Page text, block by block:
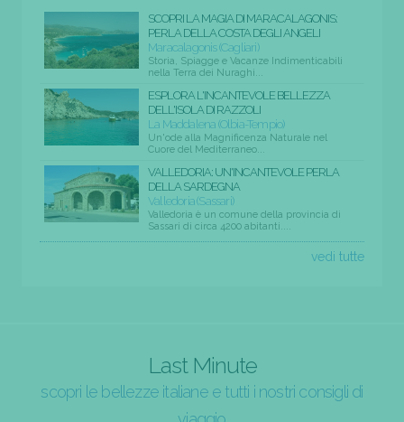
SCOPRI LA MAGIA DI MARACALAGONIS:
PERLA DELLA COSTA DEGLI ANGELI
Maracalagonis (Cagliari)
Storia, Spiagge e Vacanze Indimenticabili
nella Terra dei Nuraghi...
ESPLORA L'INCANTEVOLE BELLEZZA
DELL'ISOLA DI RAZZOLI
La Maddalena (Olbia-Tempio)
Un'ode alla Magnificenza Naturale nel
Cuore del Mediterraneo...
VALLEDORIA: UN'INCANTEVOLE PERLA
DELLA SARDEGNA
Valledoria (Sassari)
Valledoria è un comune della provincia di
Sassari di circa 4200 abitanti....
vedi tutte
Last Minute
scopri le bellezze italiane e tutti i nostri consigli di